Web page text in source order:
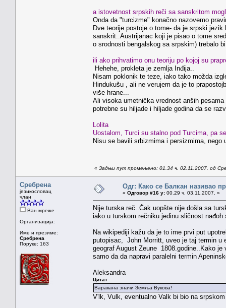
a istovetnost srpskih reči sa sanskritom
Onda da "turcizme" konačno nazovemo
Dve teorije postoje o tome- da je srpski
sanskrit..Austrijanac koji je pisao o tome
o srodnosti bengalskog sa srpskim) trebalo
ili ako prihvatimo onu teoriju po kojoj su
Hehehe, prokleta je zemlja Inđija..
Nisam poklonik te teze, iako tako možda
Hindukušu , ali ne verujem da je to
više hrane...
Ali visoka umetnička vrednost anših
potrebne su hiljade i hiljade godina da se
Lolita
Uostalom, Turci su stalno pod Turcima, pa
Nisu se bavili srbizmima i persizmima,
« Задњи пут промењено: 01.34 ч. 02.11.2007. од
Сребрена
језикословац
члан
Ван мреже
Организација:
Име и презиме:
Сребрена
Поруке: 163
Одг: Како се Балкан називао
« Одговор #16 у: 00.29 ч. 03.11.2007. »
Nije turska reč..Čak uopšte nije došla sa
iako u turskom rečniku jedinu sličnost
Na wikipediji kažu da je to ime prvi put
putopisac, John Morritt, uveo je taj termin u
geograf August Zeune 1808.godine..Kako
samo da da napravi paralelni termin
Aleksandra
Цитат
Варакана значи Земља Вукова!
V'lk, Vulk, eventualno Valk bi bio na